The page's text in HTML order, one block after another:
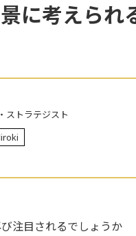
に考えられ
ストラテジスト
注目されるでしょうか